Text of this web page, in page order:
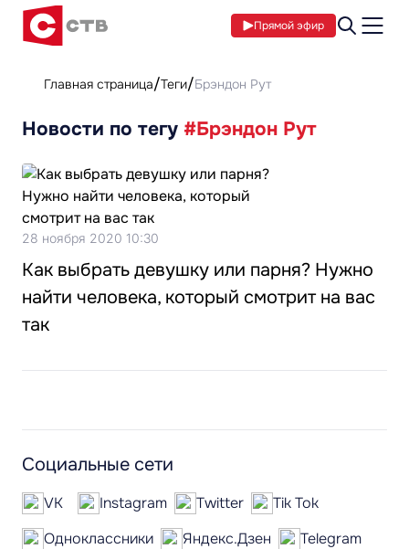
Прямой эфир
Главная страница Теги Брэндон Рут
Новости по тегу #Брэндон Рут
28 ноября 2020 10:30
Как выбрать девушку или парня? Нужно
найти человека, который смотрит на вас
так
Социальные сети
VK Instagram Twitter
Tik Tok
Одноклассники
Яндекс.Дзен
Telegram